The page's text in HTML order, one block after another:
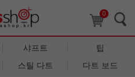
0
샤프트
팁
스틸 다트 다트 보드